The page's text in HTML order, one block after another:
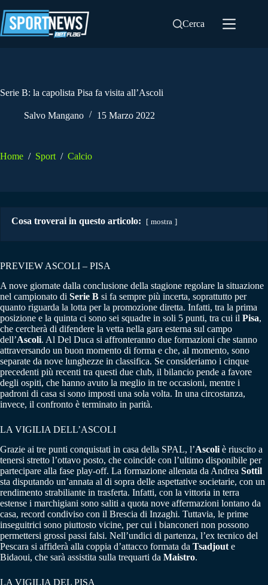
al
contenuto
Cerca
Serie B: la capolista Pisa fa visita all’Ascoli
Salvo Mangano 15 Marzo 2022
Home / Sport / Calcio
Cosa troverai in questo articolo: mostra
PREVIEW ASCOLI – PISA
A nove giornate dalla conclusione della stagione regolare la situazione
nel campionato di Serie B si fa sempre più incerta, soprattutto per
quanto riguarda la lotta per la promozione diretta. Infatti, tra la prima
posizione e la quinta ci sono sei squadre in soli 5 punti, tra cui il Pisa,
che cercherà di difendere la vetta nella gara esterna sul campo
dell’Ascoli. Al Del Duca si affronteranno due formazioni che stanno
attraversando un buon momento di forma e che, al momento, sono
separate da nove lunghezze in classifica. Se consideriamo i cinque
precedenti più recenti tra questi due club, il bilancio pende a favore
degli ospiti, che hanno avuto la meglio in tre occasioni, mentre i
padroni di casa si sono imposti una sola volta. In una circostanza,
invece, il confronto è terminato in parità.
LA VIGILIA DELL’ASCOLI
Grazie ai tre punti conquistati in casa della SPAL, l’Ascoli è riuscito a
tenersi stretto l’ottavo posto, che coincide con l’ultimo disponibile per
partecipare alla fase play-off. La formazione allenata da Andrea Sottil
sta disputando un’annata al di sopra delle aspettative societarie, con un
rendimento strabiliante in trasferta. Infatti, con la vittoria in terra
estense i marchigiani sono saliti a quota nove affermazioni lontano da
casa, record condiviso con il Brescia di Inzaghi. Tuttavia, le prime
inseguitrici sono piuttosto vicine, per cui i bianconeri non possono
permettersi grossi passi falsi. Nell’undici di partenza, l’ex tecnico del
Pescara si affiderà alla coppia d’attacco formata da Tsadjout e
Bidaoui, che sarà assistita sulla trequarti da Maistro.
LA VIGILIA DEL PISA